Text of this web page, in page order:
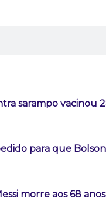
sarampo vacinou
para que
morre aos 68